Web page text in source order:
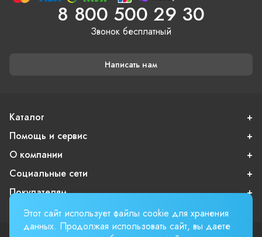
8 800 500 29 30
Звонок бесплатный
Написать нам
Каталог
Помощь и сервис
О компании
Социальные сети
Покупателям
Этот сайт использует файлы cookie для хранения
данных. Продолжая использовать сайт, вы даете